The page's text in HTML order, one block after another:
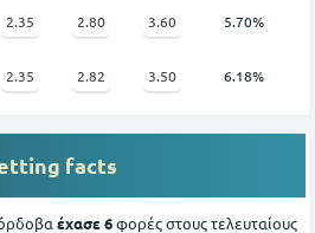
2.35 2.80 3.60 5.70%
2.35 2.82 3.50 6.18%
facts
έχασε 6φορές στους τελευταίους